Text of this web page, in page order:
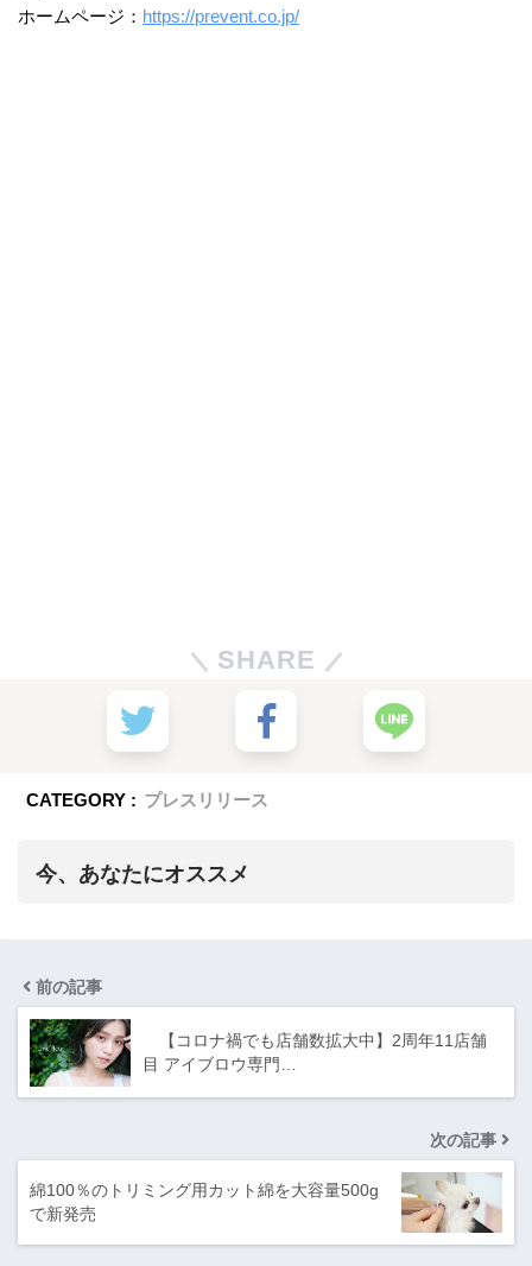
ホームページ： https://prevent.co.jp/
SHARE
CATEGORY : プレスリリース
今、あなたにオススメ
前の記事
【コロナ禍でも店舗数拡大中】2周年11店舗
目 アイブロウ専門…
次の記事
綿100％のトリミング用カット綿を大容量500g
で新発売